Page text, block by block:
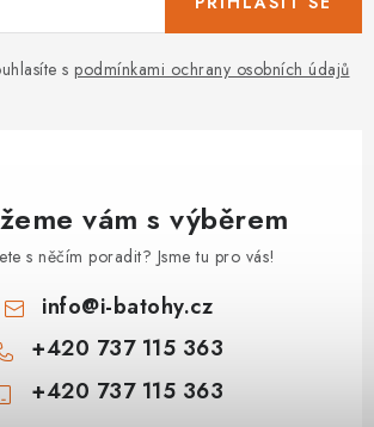
s podmínkami ochrany osobních údajů
vám s výběrem
s něčím poradit? Jsme tu pro vás!
info@i-batohy.cz
+420 737 115 363
+420 737 115 363